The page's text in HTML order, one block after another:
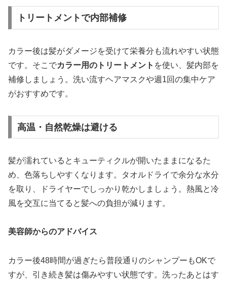
トリートメントで内部補修
カラー後は髪がダメージを受けて栄養分も流れやすい状態
です。そこでカラー用のトリートメント を使い、髪内部を
補修しましょう。洗い流すヘアマスクや週1回の集中ケア
がおすすめです。
高温・自然乾燥は避ける
髪が濡れているとキューティクルが開いたままになるた
め、色落ちしやすくなります。タオルドライで余分な水分
を取り、ドライヤーでしっかり乾かしましょう。熱風と冷
風を交互に当てると髪への負担が減ります。
美容師からのアドバイス
カラー後48時間が過ぎたら普段通りのシャンプーもOKで
すが、引き続き髪は傷みやすい状態です。洗ったあとはす